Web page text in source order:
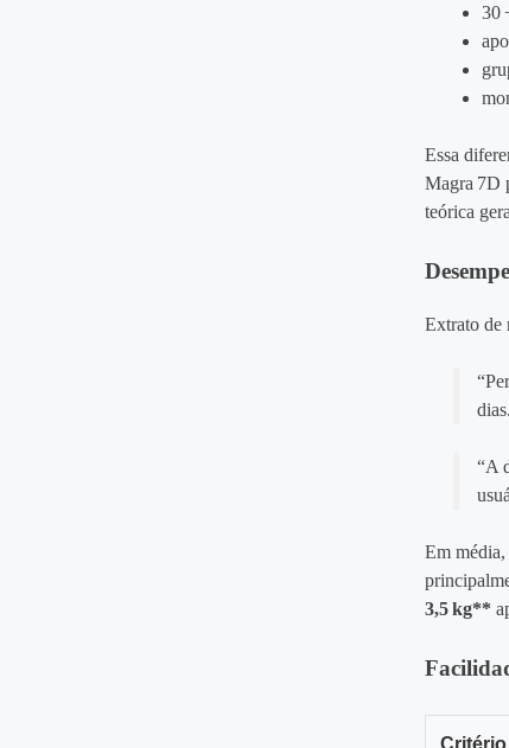
30
Essa
Magra 7D
teórica
Extrato de
“A
Em
3,5 kg**
Critério